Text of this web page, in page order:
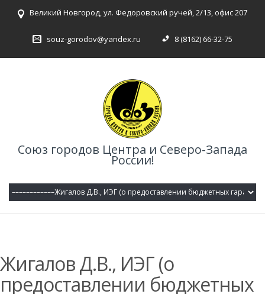
Великий Новгород, ул. Федоровский ручей, 2/13, офис 207
souz-gorodov@yandex.ru 8 (8162) 66-32-75
Союз городов Центра и Северо-Запада
России!
Жигалов Д.В., ИЭГ (о
предоставлении бюджетных